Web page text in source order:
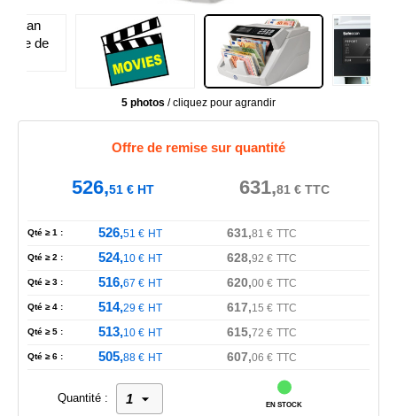
5 photos / cliquez pour agrandir
Offre de remise sur quantité
526,51€HT 631,81 €TTC
Qté ≥ 1 : 526,51 € HT 631,81 € TTC
Qté ≥ 2 : 524,10€ HT 628,92 € TTC
Qté ≥ 3 : 516,67 € HT 620,00€ TTC
Qté ≥ 4 : 514,29€ HT 617,15 € TTC
Qté ≥ 5 : 513,10€ HT 615,72 € TTC
Qté ≥ 6 : 505,88€ HT 607,06 € TTC
Quantité :
EN STOCK